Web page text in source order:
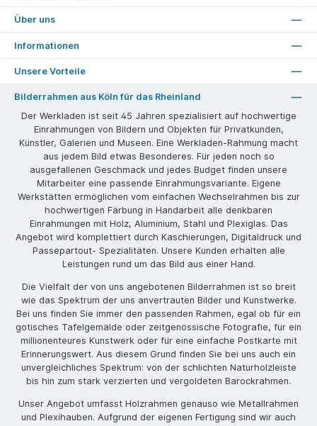
Über uns
Informationen
Unsere Vorteile
Bilderrahmen aus Köln für das Rheinland
Der Werkladen ist seit 45 Jahren spezialisiert auf hochwertige
Einrahmungen von Bildern und Objekten für Privatkunden,
Künstler, Galerien und Museen. Eine Werkladen-Rahmung macht
aus jedem Bild etwas Besonderes. Für jeden noch so
ausgefallenen Geschmack und jedes Budget finden unsere
Mitarbeiter eine passende Einrahmungsvariante. Eigene
Werkstätten ermöglichen vom einfachen Wechselrahmen bis zur
hochwertigen Färbung in Handarbeit alle denkbaren
Einrahmungen mit Holz, Aluminium, Stahl und Plexiglas. Das
Angebot wird komplettiert durch Kaschierungen, Digitaldruck und
Passepartout- Spezialitäten. Unsere Kunden erhalten alle
Leistungen rund um das Bild aus einer Hand.
Die Vielfalt der von uns angebotenen Bilderrahmen ist so breit
wie das Spektrum der uns anvertrauten Bilder und Kunstwerke.
Bei uns finden Sie immer den passenden Rahmen, egal ob für ein
gotisches Tafelgemälde oder zeitgenössische Fotografie, für ein
millionenteures Kunstwerk oder für eine einfache Postkarte mit
Erinnerungswert. Aus diesem Grund finden Sie bei uns auch ein
unvergleichliches Spektrum: von der schlichten Naturholzleiste
bis hin zum stark verzierten und vergoldeten Barockrahmen.
Unser Angebot umfasst Holzrahmen genauso wie Metallrahmen
und Plexihauben. Aufgrund der eigenen Fertigung sind wir auch